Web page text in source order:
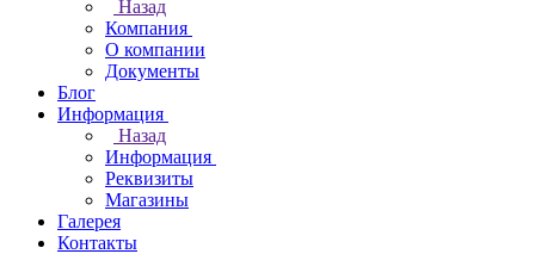
Назад
Компания
О компании
Документы
Блог
Информация
Назад
Информация
Реквизиты
Магазины
Галерея
Контакты